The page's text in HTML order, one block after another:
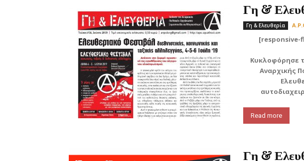
Γη &
Γη & Ελευθερία
[responsive-
Κυκλοφόρησε
Αναρχικής
Read more
Γη &